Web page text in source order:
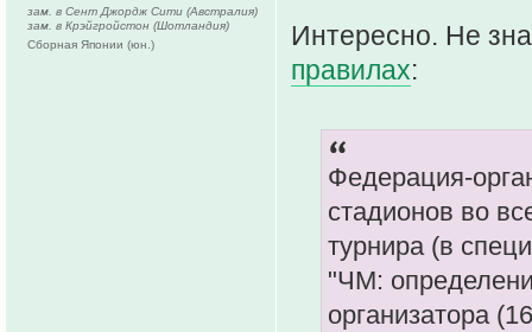
Интересно. Не
правилах:
Федерация-
стадионов во
турнира (в
"ЧМ:
организатора
зам. в Сент Джордж Сити (Австралия)
зам. в Крэйгройстон (Шотландия)
Сборная Японии (юн.)